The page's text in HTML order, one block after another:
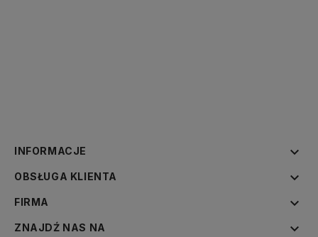
INFORMACJE 
OBSŁUGA KLIENTA 
FIRMA 
ZNAJDŹ NAS NA 